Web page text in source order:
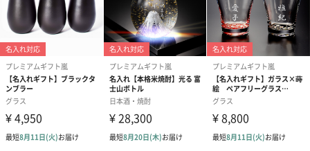
Happy Birthday（0円）
Happy Wedding（0
円）